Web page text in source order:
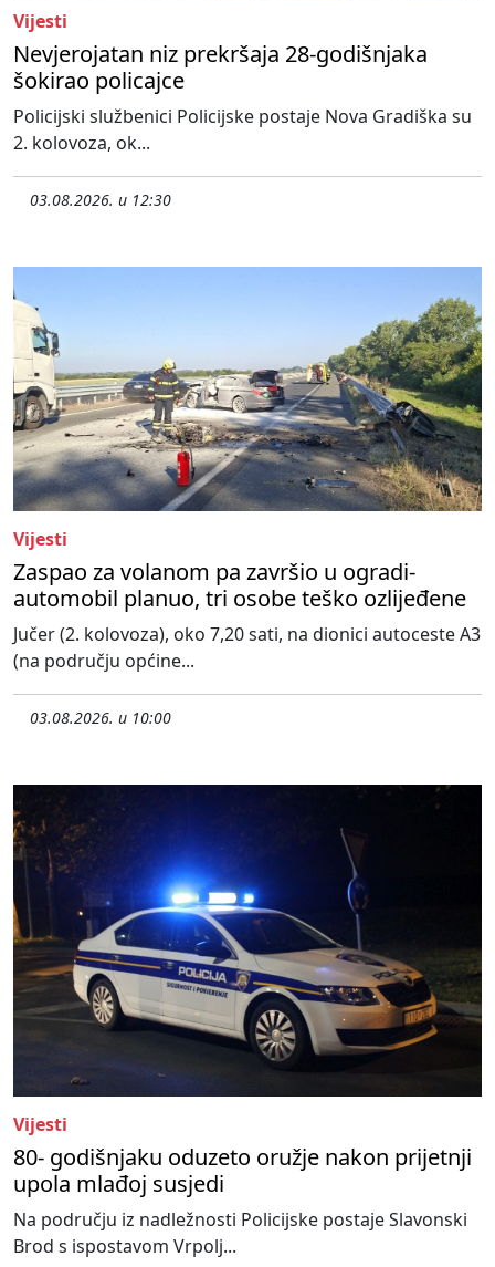
Vijesti
Nevjerojatan niz prekršaja 28-godišnjaka
šokirao policajce
Policijski službenici Policijske postaje Nova Gradiška su
2. kolovoza, ok...
03.08.2026. u 12:30
Vijesti
Zaspao za volanom pa završio u ogradi-
automobil planuo, tri osobe teško ozlijeđene
Jučer (2. kolovoza), oko 7,20 sati, na dionici autoceste A3
(na području općine...
03.08.2026. u 10:00
Vijesti
80- godišnjaku oduzeto oružje nakon prijetnji
upola mlađoj susjedi
Na području iz nadležnosti Policijske postaje Slavonski
Brod s ispostavom Vrpolj...